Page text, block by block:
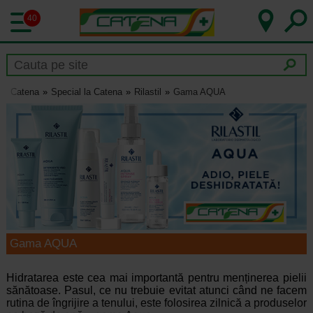
40
Catena Special la Catena Rilastil Gama AQUA
Gama AQUA
Hidratarea este cea mai importantă pentru menținerea pielii
sănătoase. Pasul, ce nu trebuie evitat atunci când ne facem
rutina de îngrijire a tenului, este folosirea zilnică a produselor